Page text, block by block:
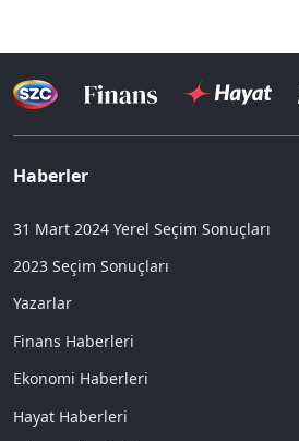
Haberler
31 Mart 2024 Yerel Seçim Sonuçları
2023 Seçim Sonuçları
Yazarlar
Finans Haberleri
Ekonomi Haberleri
Hayat Haberleri